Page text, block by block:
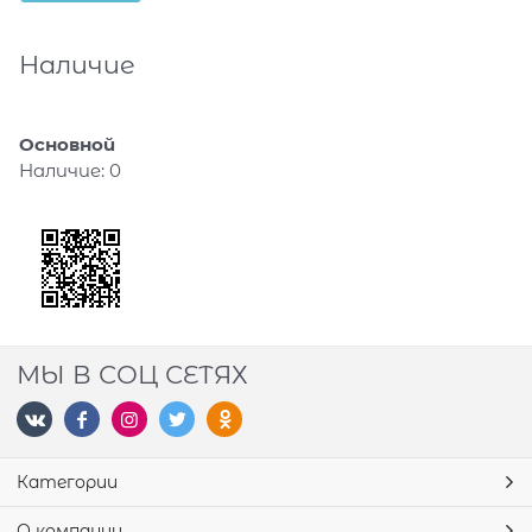
Наличие
Основной
Наличие: 0
МЫ В СОЦ СЕТЯХ
Категории